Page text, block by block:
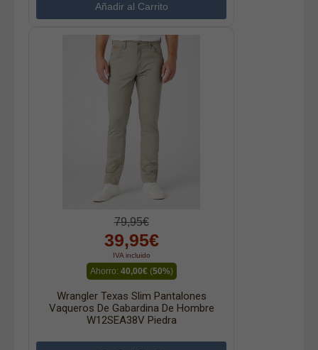
79,95€
39,95€
IVA incluido
Ahorro: 40,00€(50%)
Wrangler Texas Slim Pantalones
Vaqueros De Gabardina De Hombre
W12SEA38V Piedra